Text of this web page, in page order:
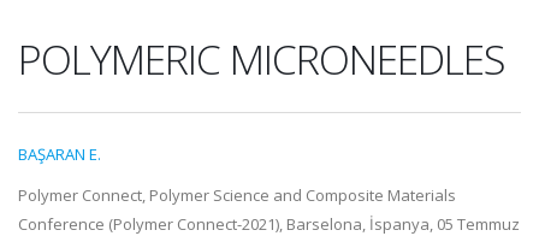
POLYMERIC MICRONEEDLES
BAŞARAN E.
Polymer Connect, Polymer Science and Composite Materials
Conference (Polymer Connect-2021), Barselona, İspanya, 05 Temmuz